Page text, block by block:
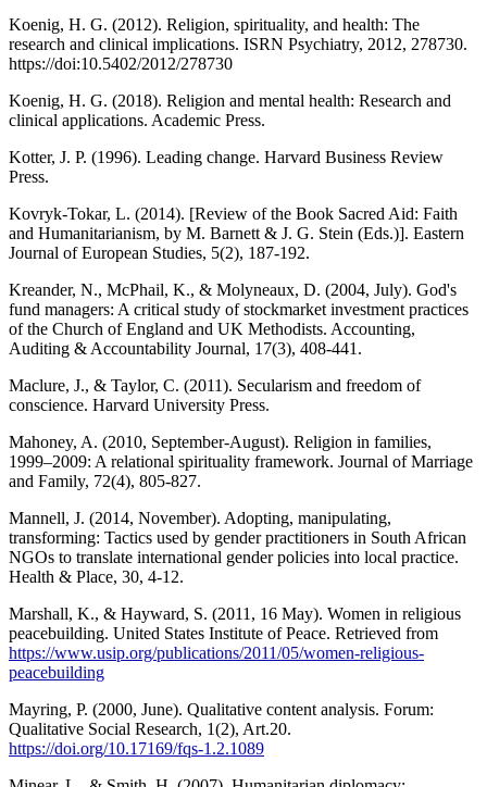
Koenig, H. G. (2012). Religion, spirituality, and health: The
research and clinical implications. ISRN Psychiatry, 2012, 278730.
https://doi:10.5402/2012/278730
Koenig, H. G. (2018). Religion and mental health: Research and
clinical applications. Academic Press.
Kotter, J. P. (1996). Leading change. Harvard Business Review
Press.
Kovryk-Tokar, L. (2014). [Review of the Book Sacred Aid: Faith
and Humanitarianism, by M. Barnett & J. G. Stein (Eds.)]. Eastern
Journal of European Studies, 5(2), 187-192.
Kreander, N., McPhail, K., & Molyneaux, D. (2004, July). God's
fund managers: A critical study of stockmarket investment practices
of the Church of England and UK Methodists. Accounting,
Auditing & Accountability Journal, 17(3), 408-441.
Maclure, J., & Taylor, C. (2011). Secularism and freedom of
conscience. Harvard University Press.
Mahoney, A. (2010, September-August). Religion in families,
1999–2009: A relational spirituality framework. Journal of Marriage
and Family, 72(4), 805-827.
Mannell, J. (2014, November). Adopting, manipulating,
transforming: Tactics used by gender practitioners in South African
NGOs to translate international gender policies into local practice.
Health & Place, 30, 4-12.
Marshall, K., & Hayward, S. (2011, 16 May). Women in religious
peacebuilding. United States Institute of Peace. Retrieved from
https://www.usip.org/publications/2011/05/women-religious-
peacebuilding
Mayring, P. (2000, June). Qualitative content analysis. Forum:
Qualitative Social Research, 1(2), Art.20.
https://doi.org/10.17169/fqs-1.2.1089